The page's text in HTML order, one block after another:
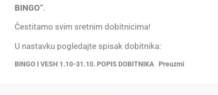
BINGO“.
Čestitamo svim sretnim dobitnicima!
U nastavku pogledajte spisak dobitnika:
BINGO I VESH 1.10-31.10. POPIS DOBITNIKA Preuzmi